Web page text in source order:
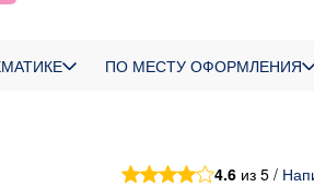
ПО МЕСТУ ОФОРМЛЕНИЯ
4.6 из 5 /